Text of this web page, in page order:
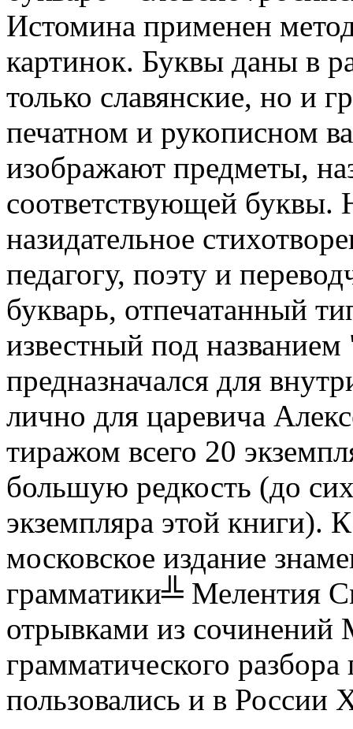
Истомина применен
картинок. Буквы даны в
только славянские, но и
печатном и рукописном
изображают предметы,
соответствующей буквы.
назидательное
педагогу, поэту и
букварь, отпечатанный
известный под
предназначался для
лично для царевича
тиражом всего 20
большую редкость (до
экземпляра этой книги).
московское издание
грамматики╩ Мелентия
отрывками из
грамматического
пользовались и в России